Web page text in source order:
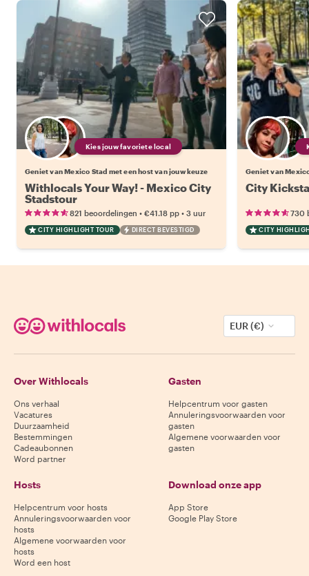
Kies jouw favoriete local
Geniet van Mexico Stad met een host van jouw keuze
Withlocals Your Way! - Mexico City
Stadstour
821 beoordelingen • €41.18 pp • 3 uur
CITY HIGHLIGHT TOUR DIRECT BEVESTIGD
Geniet van
City
730
CITY
EUR (€)
Over Withlocals
Ons verhaal
Vacatures
Duurzaamheid
Bestemmingen
Cadeaubonnen
Word partner
Gasten
Helpcentrum voor gasten
Annuleringsvoorwaarden voor
gasten
Algemene voorwaarden voor
gasten
Hosts
Helpcentrum voor hosts
Annuleringsvoorwaarden voor
hosts
Algemene voorwaarden voor
hosts
Word een host
Download onze app
App Store
Google Play Store